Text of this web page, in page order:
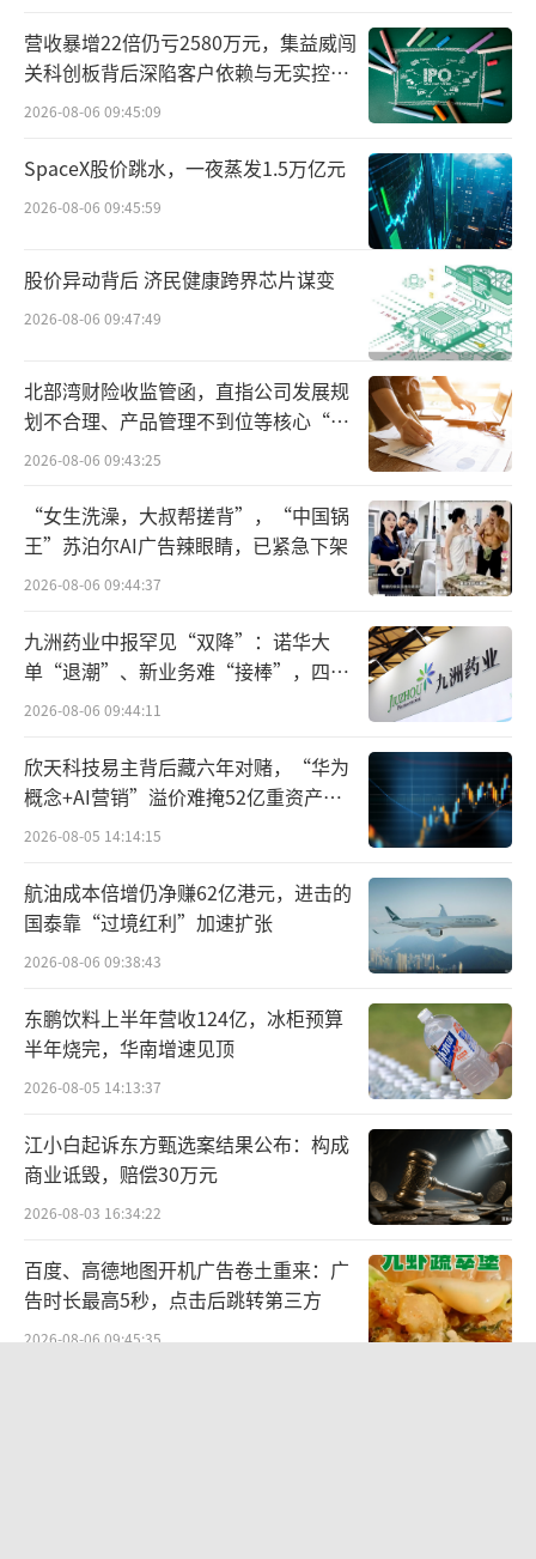
上世纪60年代，Konrad孙子Karl加入公
司，他发明了一种轻便有弹性和支撑力的软木
乳胶鞋床材料，并应用在Birkenstock的第一款
这种鞋床的第一层和第三层采用黄麻，中
间夹着一层软木乳胶鞋垫，外层采用麂皮。软
木乳胶鞋垫一直是Birkenstock的核心，它对鞋
床全面塑形，每一个元素和细节都有助于足部
健康。后来，该鞋床结构也被应用到运动恢复
鞋里。
回溯Birkenstock的发展史会发现，它是Bi
rkenstock家族世代在鞋垫领域专研的努力和成
果。这也非常符合德国人的工匠精神。
而后Birkenstock被推行到了欧洲、美国，
受到了那些热爱自然、追求舒适的人群喜爱。1
991年，Birkenstock最终因知名模特Kate Mos
s穿着登上《The Face》杂志头条新闻而火速蹿
不过，该公司的家族继承人大约在10年前
退出了管理职责，引入第一个外部管理团队。
从那时起，它精简了战略，发起了高调的合
作，并经历了需求的爆炸式增长。从2014财年
到2022财年，收入以20%的年增长率增长。
那么，Birkenstock为什么在今年尤其流
行？我觉得主要有三点：
由于前几年疫情的影响，大部分人的时间
都在家中度过，因此都想穿一双舒适的同时能
够满足一定穿搭需求的鞋子。而Birkenstock的
几款鞋型无论是光脚穿还是配袜子穿都非常好
搭配，低调简约不抢戏，还能搭配出一种松弛
营收暴增22倍仍亏2580万元，集益威闯
关科创板背后深陷客户依赖与无实控人
困局
2026-08-06 09:45:09
SpaceX股价跳水，一夜蒸发1.5万亿元
2026-08-06 09:45:59
股价异动背后 济民健康跨界芯片谋变
2026-08-06 09:47:49
北部湾财险收监管函，直指公司发展规
划不合理、产品管理不到位等核心“痛
点”
2026-08-06 09:43:25
“女生洗澡，大叔帮搓背”，“中国锅
王”苏泊尔AI广告辣眼睛，已紧急下架
2026-08-06 09:44:37
九洲药业中报罕见“双降”：诺华大
单“退潮”、新业务难“接棒”，四大
难关待闯
2026-08-06 09:44:11
欣天科技易主背后藏六年对赌，“华为
概念+AI营销”溢价难掩52亿重资产考
验
2026-08-05 14:14:15
航油成本倍增仍净赚62亿港元，进击的
国泰靠“过境红利”加速扩张
2026-08-06 09:38:43
东鹏饮料上半年营收124亿，冰柜预算
半年烧完，华南增速见顶
2026-08-05 14:13:37
江小白起诉东方甄选案结果公布：构成
商业诋毁，赔偿30万元
2026-08-03 16:34:22
百度、高德地图开机广告卷土重来：广
告时长最高5秒，点击后跳转第三方
2026-08-06 09:45:35